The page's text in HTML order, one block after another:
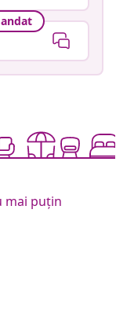
mai puțin